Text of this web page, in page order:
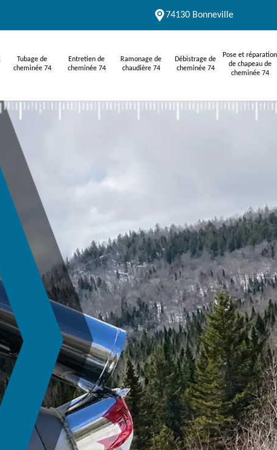
74130 Bonneville
Tubage de
cheminée 74
Entretien de
cheminée 74
Ramonage de
chaudière 74
Débistrage de
cheminée 74
Pose et réparation
de chapeau de
cheminée 74